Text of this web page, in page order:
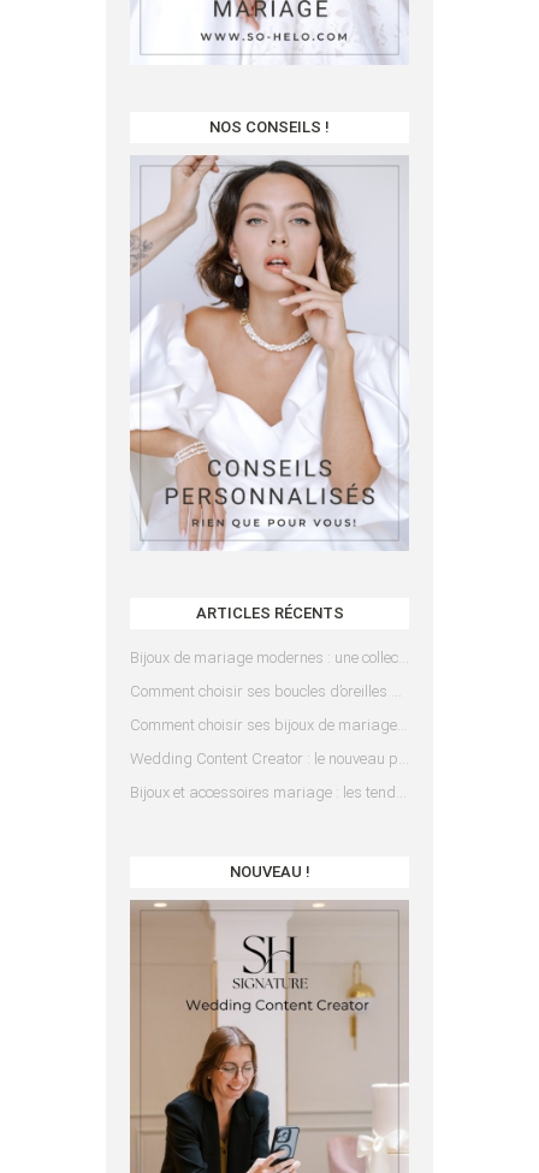
NOS CONSEILS !
ARTICLES RÉCENTS
NOUVEAU !